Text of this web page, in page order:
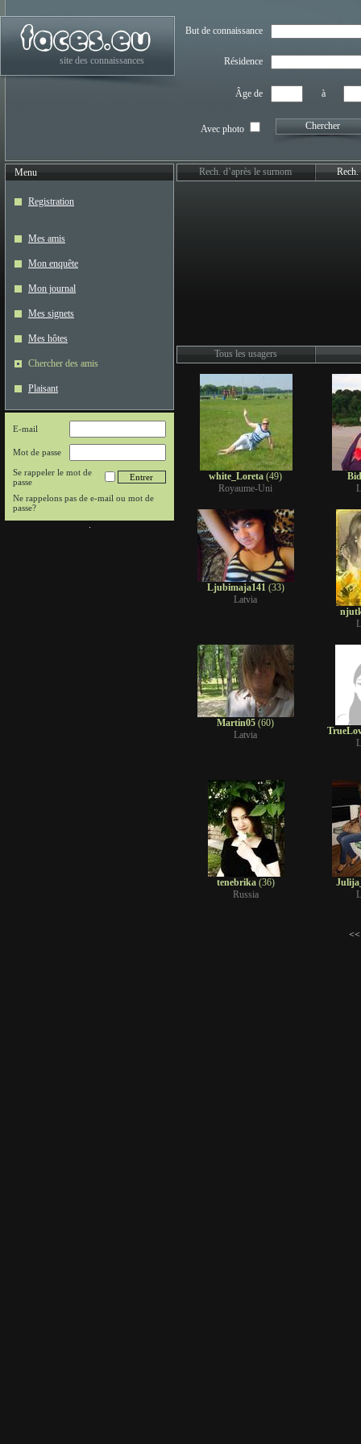
site des connaissances
But de connaissance
Résidence
Âge de à
Avec photo Chercher
Menu
Registration
Mes amis
Mon enquête
Mon journal
Mes signets
Mes hôtes
Chercher des amis
Plaisant
E-mail
Mot de passe
Se rappeler le mot de
passe
Ne rappelons pas de e-mail ou mot de
passe?
Rech. d’après le surnom Rech.
Tous les usagers
white_Loreta (49)
Royaume-Uni
Ljubimaja141 (33)
Latvia
Martin05 (60)
Latvia
tenebrika (36)
Russia
<<